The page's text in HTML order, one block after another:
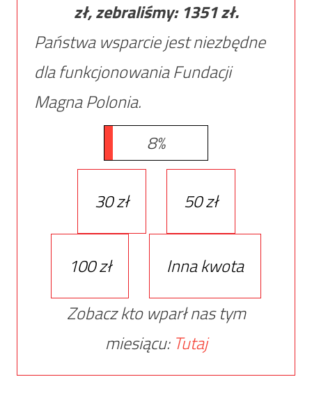
zł, zebraliśmy: 1351zł.
Państwa wsparcie jest niezbędne
dla funkcjonowania Fundacji
Magna Polonia.
8%
30 zł 50 zł
100 zł
Inna kwota
Zobacz kto wparł nas tym
miesiącu: Tutaj